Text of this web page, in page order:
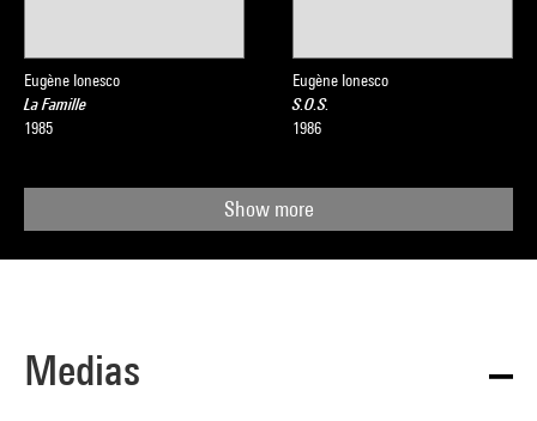
Eugène Ionesco
La Famille
1985
Eugène Ionesco
S.O.S.
1986
Show more
Medias